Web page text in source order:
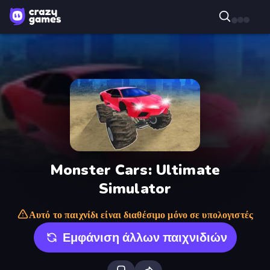
Monster Cars: Ultimate
Simulator
Αυτό το παιχνίδι είναι διαθέσιμο μόνο σε υπολογιστές
Εμφάνιση άλλων παιχνιδιών